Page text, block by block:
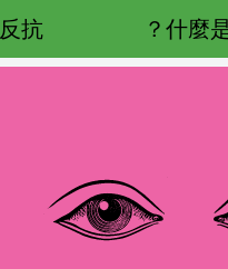
什麼是
抗？